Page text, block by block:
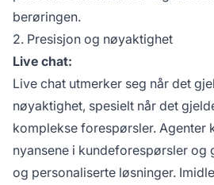
berøringen.
2. Presisjon og nøyaktighet
Live chat:
Live chat utmerker seg når det
nøyaktighet, spesielt når det
komplekse forespørsler. Agenter
nyansene i kundeforespørsler og
og personaliserte løsninger.